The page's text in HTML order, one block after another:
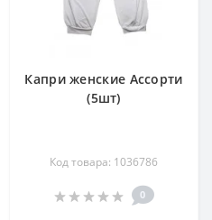
Капри женские Ассорти
(5шт)
Код товара: 1036786
0